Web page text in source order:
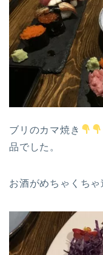
ブリのカマ焼き
品でした。
お酒がめちゃくちゃ